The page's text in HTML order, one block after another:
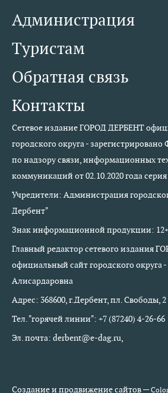
Администрация
Туристам
Обратная связь
Контакты
Сетевое издание ГОРОД ДЕРБЕНТ
городского округа -
по надзору связи, информационных
коммуникаций от 02.10.2020 года
Учредители: Администрация
Дербент"
Знак информационной продукции: 12+
Главный редактор сетевого издания
официальный сайт городского округа
Алисардаровна
Адрес: 368600, г.Дербент, пл. Свободы, 2
Тел. "горячей линии": +7 (87240) 4-26-66
Эл. почта: derbent@e-dag.ru,
Создание и продвижение сайтов —